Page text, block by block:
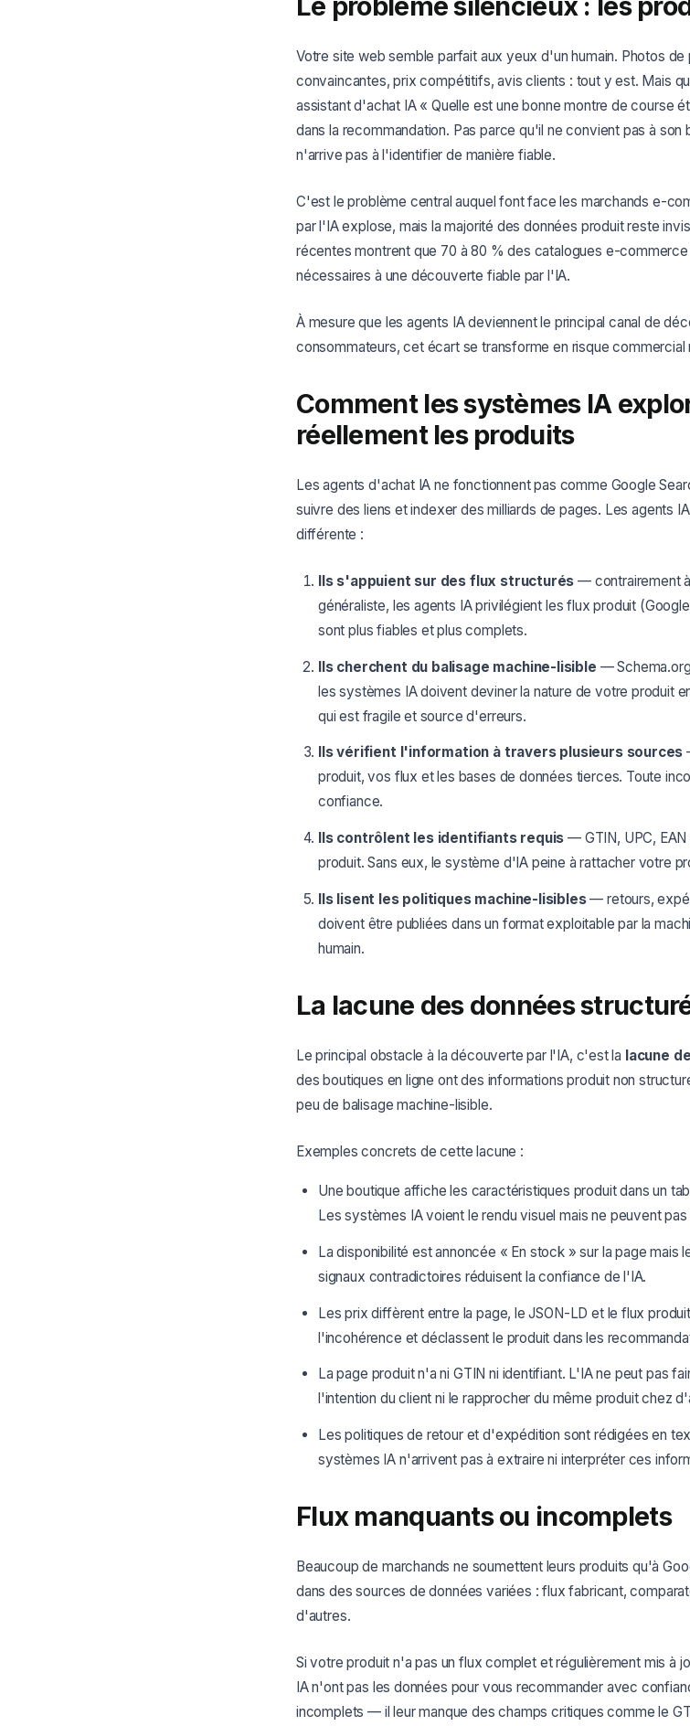
Votre site web semble parfait aux yeux d'un humain. Photos
convaincantes, prix compétitifs, avis clients : tout y est. Mais
assistant d'achat IA « Quelle est une bonne montre de course
dans la recommandation. Pas parce qu'il ne convient pas à
n'arrive pas à l'identifier de manière fiable.
C'est le problème central auquel font face les marchands e-
par l'IA explose, mais la majorité des données produit reste
récentes montrent que 70 à 80 % des catalogues e-
nécessaires à une découverte fiable par l'IA.
À mesure que les agents IA deviennent le principal canal de
consommateurs, cet écart se transforme en risque commercial
Comment les systèmes IA
réellement les produits
Les agents d'achat IA ne fonctionnent pas comme Google
suivre des liens et indexer des milliards de pages. Les agents
différente :
Ils s'appuient sur des flux structurés — contrairement
généraliste, les agents IA privilégient les flux produit
sont plus fiables et plus complets.
Ils cherchent du balisage machine-lisible —
les systèmes IA doivent deviner la nature de votre produit
qui est fragile et source d'erreurs.
Ils vérifient l'information à travers plusieurs sources
produit, vos flux et les bases de données tierces. Toute
confiance.
Ils contrôlent les identifiants requis — GTIN, UPC,
produit. Sans eux, le système d'IA peine à rattacher votre
Ils lisent les politiques machine-lisibles— retours,
doivent être publiées dans un format exploitable par la
humain.
La lacune des données
Le principal obstacle à la découverte par l'IA, c'est la lacune
des boutiques en ligne ont des informations produit non
peu de balisage machine-lisible.
Exemples concrets de cette lacune :
Une boutique affiche les caractéristiques produit dans un
Les systèmes IA voient le rendu visuel mais ne peuvent
La disponibilité est annoncée « En stock » sur la page mais
signaux contradictoires réduisent la confiance de l'IA.
Les prix diffèrent entre la page, le JSON-LD et le flux
l'incohérence et déclassent le produit dans les
La page produit n'a ni GTIN ni identifiant. L'IA ne peut pas
l'intention du client ni le rapprocher du même produit chez
Les politiques de retour et d'expédition sont rédigées en
systèmes IA n'arrivent pas à extraire ni interpréter ces
Flux manquants ou incomplets
Beaucoup de marchands ne soumettent leurs produits qu'à
dans des sources de données variées : flux fabricant,
d'autres.
Si votre produit n'a pas un flux complet et régulièrement mis à
IA n'ont pas les données pour vous recommander avec
incomplets — il leur manque des champs critiques comme le